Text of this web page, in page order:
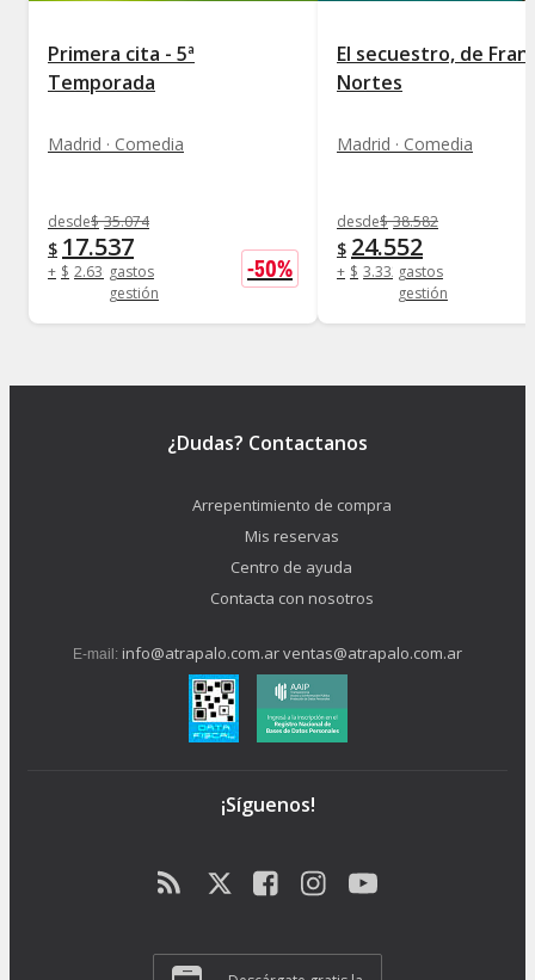
Primera cita - 5ª
Temporada
Madrid · Comedia
desde$ 35.074
$ 17.537
+ $ 2.630 gastos
gestión
-50%
El secuestro, de Fran
Nortes
Madrid · Comedia
desde$ 38.582
$ 24.552
+ $ 3.332 gastos
gestión
¿Dudas? Contactanos
Arrepentimiento de compra
Mis reservas
Centro de ayuda
Contacta con nosotros
E-mail: info@atrapalo.com.arventas@atrapalo.com.ar
¡Síguenos!